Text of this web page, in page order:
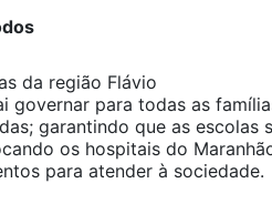
da região Flávio
governar para todas as
garantindo que as escolas
os hospitais do
para atender à sociedade.